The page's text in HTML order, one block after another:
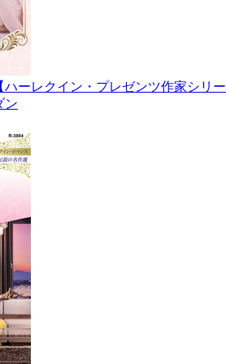
ーレクイン・プレゼンツ作家シリー
ン